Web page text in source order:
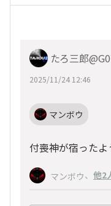
たろ三郎
2025/11/24 12:46
マンボウ
付喪神が宿ったよ
マンボウ、 他2